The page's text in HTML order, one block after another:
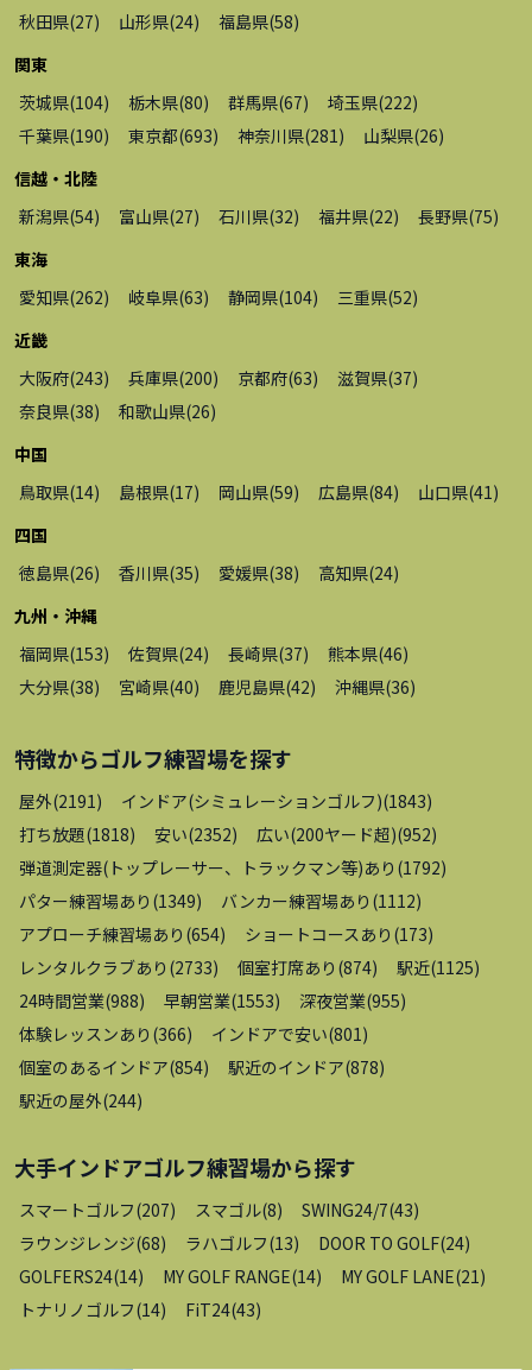
秋田県(27) 山形県(24) 福島県(58)
関東
茨城県(104) 栃木県(80) 群馬県(67) 埼玉県(222)
千葉県(190) 東京都(693) 神奈川県(281 ) 山梨県(26)
信越・北陸
新潟県(54) 富山県(27) 石川県(32) 福井県(22) 長野県(75)
東海
愛知県(262) 岐阜県(63) 静岡県(104) 三重県(52)
近畿
大阪府(243) 兵庫県(200) 京都府(63) 滋賀県(37)
奈良県(38) 和歌山県(26)
中国
鳥取県(14) 島根県(17) 岡山県(59) 広島県(84) 山口県(41 )
四国
徳島県(26) 香川県(35) 愛媛県(38) 高知県(24)
九州・沖縄
福岡県(153) 佐賀県(24) 長崎県(37) 熊本県(46)
大分県(38) 宮崎県(40) 鹿児島県(42) 沖縄県(36)
特徴からゴルフ練習場を探す
屋外(2191 ) インドア(シミュレーションゴルフ)(1843)
打ち放題(1818) 安い(2352) 広い(200ヤード超)(952)
弾道測定器(トップレーサー、トラックマン等)あり (1792)
パター練習場あり (1349) バンカー練習場あり (1112)
アプローチ練習場あり (654) ショートコースあり (173)
レンタルクラブあり (2733) 個室打席あり (874) 駅近(1125)
24時間営業(988) 早朝営業(1553) 深夜営業(955)
体験レッスンあり (366) インドアで安い(801 )
個室のあるインドア(854) 駅近のインドア(878)
駅近の屋外(244)
大手インドアゴルフ練習場から探す
スマートゴルフ(207) スマゴル(8) SWING24/7(43)
ラウンジレンジ(68) ラハゴルフ(13) DOOR TO GOLF(24)
GOLFERS24(14) MY GOLF RANGE(14) MY GOLF LANE(21 )
トナリノゴルフ(14) FiT24(43)